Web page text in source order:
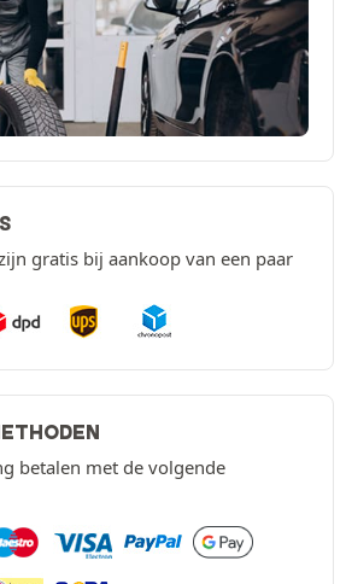
gratis bij aankoop van een paar
betalen met de volgende